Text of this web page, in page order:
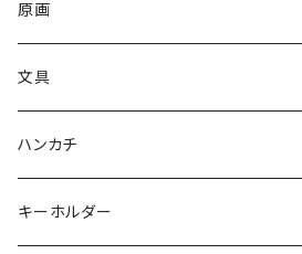
原画
文具
ハンカチ
キーホルダー